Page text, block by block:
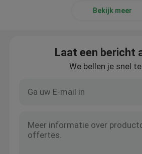
Bekijk meer
Laat een bericht
We bellen je snel